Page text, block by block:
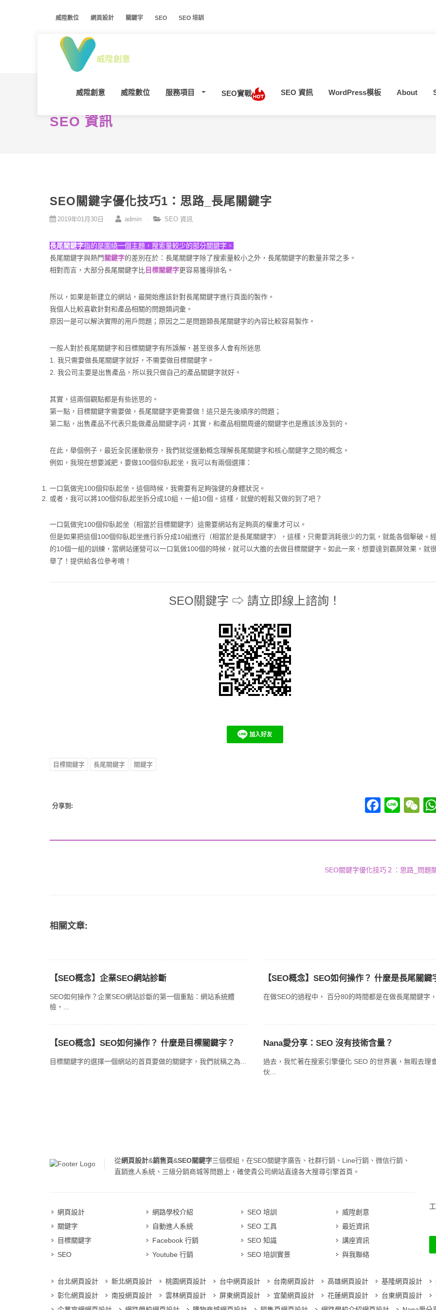
威陞數位 網頁設計 關鍵字 SEO SEO 培訓
威陞創意 威陞數位 服務項目 SEO實戰 SEO 資訊 WordPress模板 About
SEO 資訊
SEO關鍵字優化技巧1：思路_長尾關鍵字
2019年01月30日 admin SEO 資訊
長尾關鍵字指的是圍繞一個主題，搜索量較少的部分關鍵字。
長尾關鍵字與熱門 關鍵字的差別在於：長尾關鍵字除了搜索量較小之外，長尾關鍵字的數量非常之多。
相對而言，大部分長尾關鍵字比目標關鍵字更容易獲得排名。
所以，如果是新建立的網站，最開始應該針對長尾關鍵字進行頁面的製作。
我個人比較喜歡針對和產品相關的問題類詞彙。
原因一是可以解決實際的用戶問題；原因之二是問題類長尾關鍵字的內容比較容易製作。
一般人對於長尾關鍵字和目標關鍵字有所誤解，甚至很多人會有所迷思
1. 我只需要做長尾關鍵字就好，不需要做目標關鍵字。
2. 我公司主要是出售產品，所以我只做自己的產品關鍵字就好。
其實，這兩個觀點都是有些迷思的。
第一點，目標關鍵字需要做，長尾關鍵字更需要做！這只是先後順序的問題；
第二點，出售產品不代表只能做產品關鍵字詞，其實，和產品相關周邊的關鍵字也是應該涉及到的。
在此，舉個例子，最近全民運動很夯，我們就從運動概念理解長尾關鍵字和核心關鍵字之間的概念。
例如，我現在想要減肥，要做100個仰臥起坐，我可以有兩個選擇：
一口氣做完100個仰臥起坐。這個時候，我需要有足夠強健的身體狀況。
或者，我可以將100個仰臥起坐拆分成10組，一組10個。這樣，就變的輕鬆又做的到了吧？
一口氣做完100個仰臥起坐（相當於目標關鍵字）這需要網站有足夠高的權重才可以。
但是如果把這個100個仰臥起坐進行拆分成10組進行（相當於是長尾關鍵字），這樣，只需要消耗很少的力氣，就能各個擊破。
的10個一組的訓練，當網站運營可以一口氣做100個的時候，就可以大膽的去做目標關鍵字。如此一來，想要達到霸屏效果，就
舉了！提供給各位參考唷！
SEO關鍵字 ⇨ 請立即線上諮詢！
目標關鍵字 長尾關鍵字 關鍵字
分享到: Facebook
Line
SEO關鍵字優化技巧２：思路_問題
相關文章:
【SEO概念】企業SEO網站診斷
SEO如何操作？企業SEO網站診斷的第一個重點：網站系統體
檢，...
【SEO概念】SEO如何操作？ 什麼是長尾關鍵
在做SEO的過程中， 百分80的時間都是在做長尾關鍵字，
【SEO概念】SEO如何操作？ 什麼是目標關鍵字？
目標關鍵字的選擇一個網站的首頁要做的關鍵字，我們就稱之為...
Nana愛分享：SEO 沒有技術含量？
過去，我忙著在搜索引擎優化 SEO 的世界裏，無暇去理
伙...
威陞創
從網頁設計&銷售頁&SEO關鍵字三個模組，在SEO關鍵字廣告、社群行銷、Line行銷、微信行銷、
直銷進人系統、三級分銷商城等問題上，確使貴公司網站直達各大搜尋引擎首頁。
網頁設計
關鍵字
目標關鍵字
SEO
網路學校介紹
自動進人系統
Facebook 行銷
Youtube 行銷
SEO 培訓
SEO 工具
SEO 知識
SEO 培訓實景
威陞創意
最近資訊
講座資訊
與我聯絡
台北網頁設計 新北網頁設計 桃園網頁設計 台中網頁設計 台南網頁設計 高雄網頁設計 基隆網頁設計
彰化網頁設計
南投網頁設計 雲林網頁設計 屏東網頁設計 宜蘭網頁設計 花蓮網頁設計 台東網頁設計